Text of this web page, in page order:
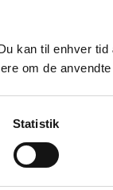
kan til enhver
om de anvendte
Statistik